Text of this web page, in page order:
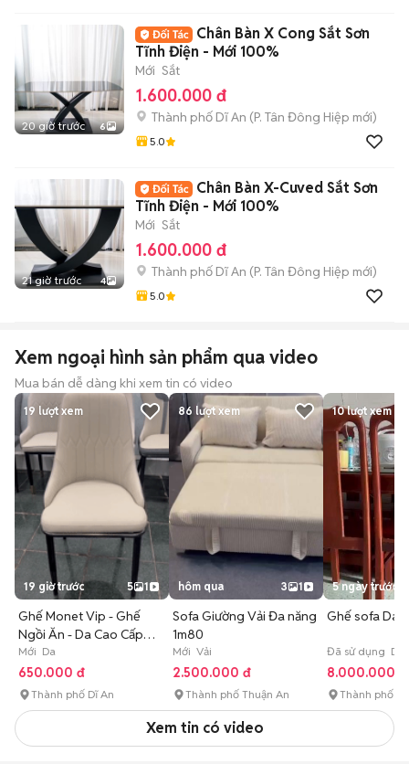
20 giờ trước 6
Chân Bàn X Cong Sắt Sơn
Tĩnh Điện - Mới 100%
Mới Sắt
1.600.000 đ
Thành phố Dĩ An (P. Tân Đông Hiệp mới)
5.0
21 giờ trước 4
Chân Bàn X-Cuved Sắt Sơn
Tĩnh Điện - Mới 100%
Mới Sắt
1.600.000 đ
Thành phố Dĩ An (P. Tân Đông Hiệp mới)
5.0
Xem ngoại hình sản phẩm qua video
Mua bán dễ dàng khi xem tin có video
19 lượt xem
19 giờ trước 5 1
Ghế Monet Vip - Ghế
Ngồi Ăn - Da Cao Cấp
Nhập Khẩu
Mới Da
650.000 đ
Thành phố Dĩ An
86 lượt xem
hôm qua 3 1
Sofa Giường Vải Đa năng
1m80
Mới Vải
2.500.000 đ
Thành phố Thuận An
10lượt xem
5 ngày trước
Ghế sofa Da
Đã sử dụng Da
8.000.000 đ
Thành phố
Xem tin có video